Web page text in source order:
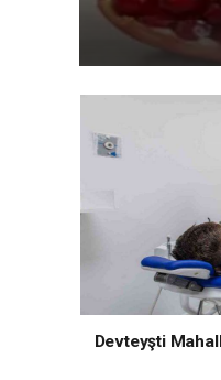
Devteyşti